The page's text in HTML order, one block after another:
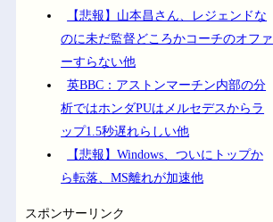
【悲報】山本昌さん、レジェンドな
のに未だ監督どころかコーチのオファ
ーすらない他
英BBC：アストンマーチン内部の分
析ではホンダPUはメルセデスからラ
ップ1.5秒遅れらしい他
【悲報】Windows、ついにトップか
ら転落、MS離れが加速他
スポンサーリンク